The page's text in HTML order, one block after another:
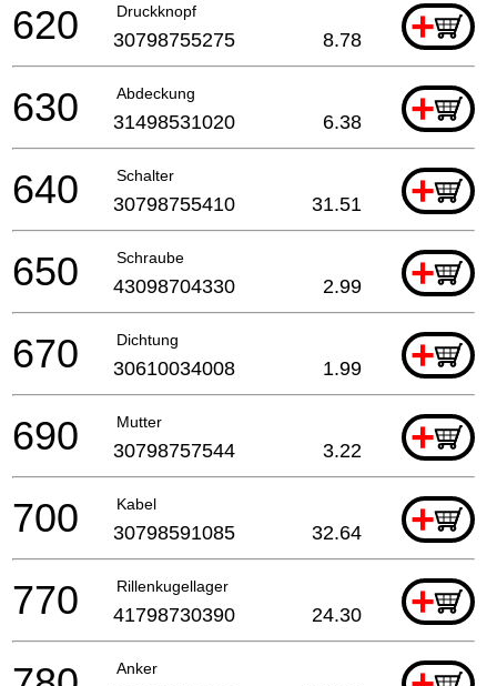
Druckknopf +
620 30798755275 8.78
Abdeckung +
630 31498531020 6.38
Schalter +
640 30798755410 31.51
Schraube +
650 43098704330 2.99
Dichtung +
670 30610034008 1.99
Mutter +
690 30798757544 3.22
Kabel +
700 30798591085 32.64
Rillenkugellager +
770 41798730390 24.30
Anker